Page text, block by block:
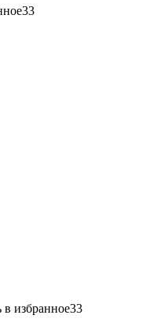
в избранное33